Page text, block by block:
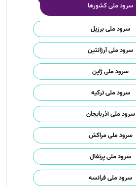
سرود ملی کشورها
سرود ملی برزیل
سرود ملی آرژانتین
سرود ملی ژاپن
سرود ملی ترکیه
سرود ملی آذربایجان
سرود ملی مراکش
سرود ملی پرتغال
سرود ملی فرانسه